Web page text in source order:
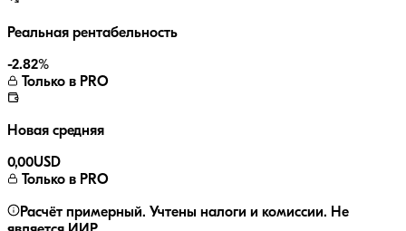
Реальная рентабельность
-2.82%
Только в PRO
Новая средняя
0,00USD
Только в PRO
Расчёт примерный. Учтены налоги и комиссии. Не